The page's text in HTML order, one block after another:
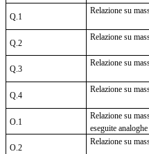
Q.1
Relazione su
Q.2
Relazione su
Q.3
Relazione su
Q.4
Relazione su
O.1
Relazione su
eseguite
O.2
Relazione su